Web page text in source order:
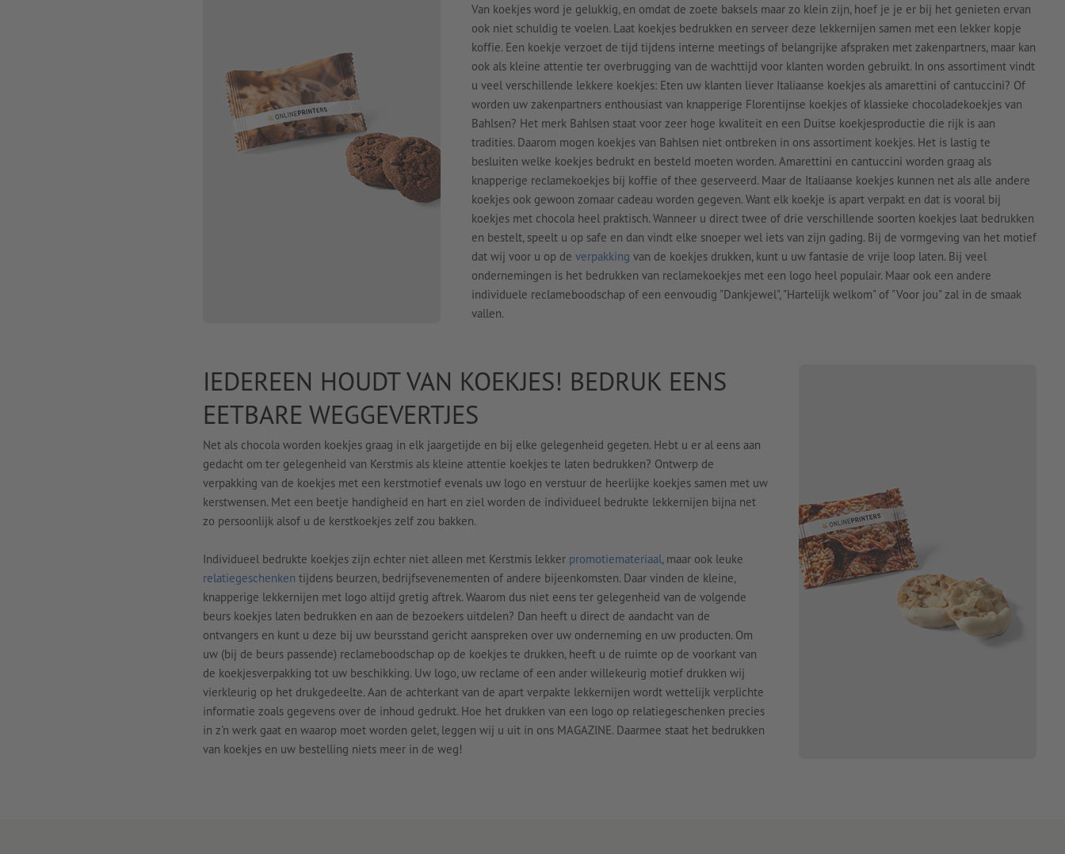
Van koekjes word je gelukkig, en omdat de zoete baksels maar zo klein zijn, hoef je je er bij het genieten ervan
ook niet schuldig te voelen. Laat koekjes bedrukken en serveer deze lekkernijen samen met een lekker kopje
koffie. Een koekje verzoet de tijd tijdens interne meetings of belangrijke afspraken met zakenpartners, maar kan
ook als kleine attentie ter overbrugging van de wachttijd voor klanten worden gebruikt. In ons assortiment vindt
u veel verschillende lekkere koekjes: Eten uw klanten liever Italiaanse koekjes als amarettini of cantuccini? Of
worden uw zakenpartners enthousiast van knapperige Florentijnse koekjes of klassieke chocoladekoekjes van
Bahlsen? Het merk Bahlsen staat voor zeer hoge kwaliteit en een Duitse koekjesproductie die rijk is aan
tradities. Daarom mogen koekjes van Bahlsen niet ontbreken in ons assortiment koekjes. Het is lastig te
besluiten welke koekjes bedrukt en besteld moeten worden. Amarettini en cantuccini worden graag als
knapperige reclamekoekjes bij koffie of thee geserveerd. Maar de Italiaanse koekjes kunnen net als alle andere
koekjes ook gewoon zomaar cadeau worden gegeven. Want elk koekje is apart verpakt en dat is vooral bij
koekjes met chocola heel praktisch. Wanneer u direct twee of drie verschillende soorten koekjes laat bedrukken
en bestelt, speelt u op safe en dan vindt elke snoeper wel iets van zijn gading. Bij de vormgeving van het motief
dat wij voor u op de verpakking van de koekjes drukken, kunt u uw fantasie de vrije loop laten. Bij veel
ondernemingen is het bedrukken van reclamekoekjes met een logo heel populair. Maar ook een andere
individuele reclameboodschap of een eenvoudig "Dankjewel", "Hartelijk welkom" of "Voor jou" zal in de smaak
vallen.
IEDEREEN HOUDT VAN KOEKJES! BEDRUK EENS
EETBARE WEGGEVERTJES
Net als chocola worden koekjes graag in elk jaargetijde en bij elke gelegenheid gegeten. Hebt u er al eens aan
gedacht om ter gelegenheid van Kerstmis als kleine attentie koekjes te laten bedrukken? Ontwerp de
verpakking van de koekjes met een kerstmotief evenals uw logo en verstuur de heerlijke koekjes samen met uw
kerstwensen. Met een beetje handigheid en hart en ziel worden de individueel bedrukte lekkernijen bijna net
zo persoonlijk alsof u de kerstkoekjes zelf zou bakken.
Individueel bedrukte koekjes zijn echter niet alleen met Kerstmis lekker promotiemateriaal, maar ook leuke
relatiegeschenken tijdens beurzen, bedrijfsevenementen of andere bijeenkomsten. Daar vinden de kleine,
knapperige lekkernijen met logo altijd gretig aftrek. Waarom dus niet eens ter gelegenheid van de volgende
beurs koekjes laten bedrukken en aan de bezoekers uitdelen? Dan heeft u direct de aandacht van de
ontvangers en kunt u deze bij uw beursstand gericht aanspreken over uw onderneming en uw producten. Om
uw (bij de beurs passende) reclameboodschap op de koekjes te drukken, heeft u de ruimte op de voorkant van
de koekjesverpakking tot uw beschikking. Uw logo, uw reclame of een ander willekeurig motief drukken wij
vierkleurig op het drukgedeelte. Aan de achterkant van de apart verpakte lekkernijen wordt wettelijk verplichte
informatie zoals gegevens over de inhoud gedrukt. Hoe het drukken van een logo op relatiegeschenken precies
in z'n werk gaat en waarop moet worden gelet, leggen wij u uit in ons MAGAZINE. Daarmee staat het bedrukken
van koekjes en uw bestelling niets meer in de weg!